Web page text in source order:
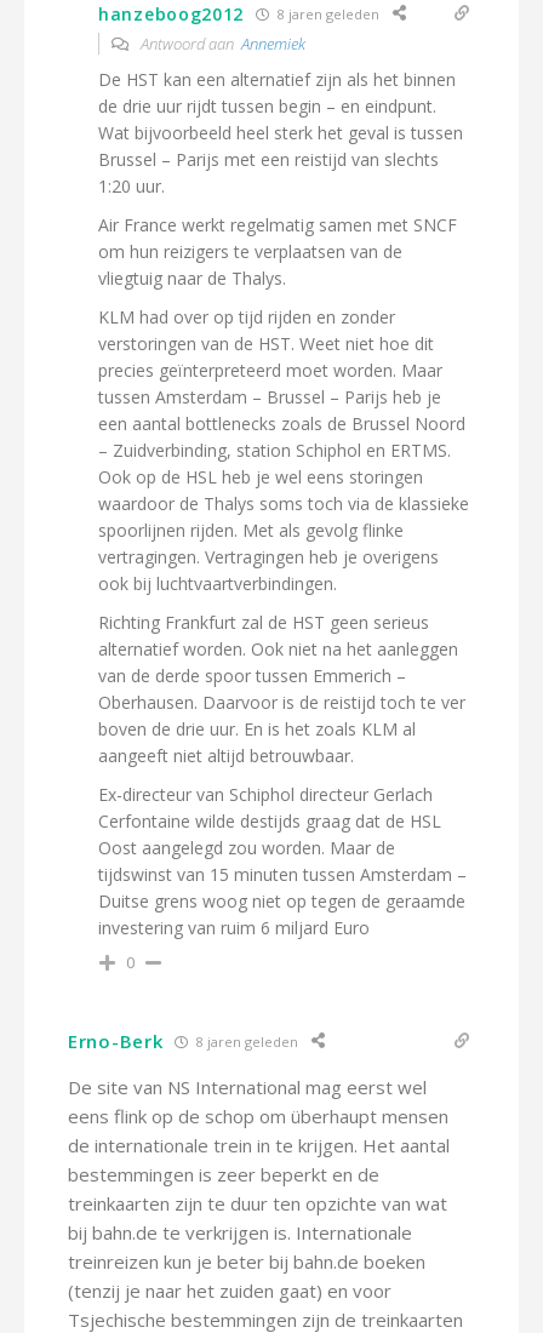
hanzeboog2012 8 jaren geleden
Antwoord aanAnnemiek
De HST kan een alternatief zijn als het binnen
de drie uur rijdt tussen begin – en eindpunt.
Wat bijvoorbeeld heel sterk het geval is tussen
Brussel – Parijs met een reistijd van slechts
1:20 uur.
Air France werkt regelmatig samen met SNCF
om hun reizigers te verplaatsen van de
vliegtuig naar de Thalys.
KLM had over op tijd rijden en zonder
verstoringen van de HST. Weet niet hoe dit
precies geïnterpreteerd moet worden. Maar
tussen Amsterdam – Brussel – Parijs heb je
een aantal bottlenecks zoals de Brussel Noord
– Zuidverbinding, station Schiphol en ERTMS.
Ook op de HSL heb je wel eens storingen
waardoor de Thalys soms toch via de klassieke
spoorlijnen rijden. Met als gevolg flinke
vertragingen. Vertragingen heb je overigens
ook bij luchtvaartverbindingen.
Richting Frankfurt zal de HST geen serieus
alternatief worden. Ook niet na het aanleggen
van de derde spoor tussen Emmerich –
Oberhausen. Daarvoor is de reistijd toch te ver
boven de drie uur. En is het zoals KLM al
aangeeft niet altijd betrouwbaar.
Ex-directeur van Schiphol directeur Gerlach
Cerfontaine wilde destijds graag dat de HSL
Oost aangelegd zou worden. Maar de
tijdswinst van 15 minuten tussen Amsterdam –
Duitse grens woog niet op tegen de geraamde
investering van ruim 6 miljard Euro
0
Erno-Berk 8 jaren geleden
De site van NS International mag eerst wel
eens flink op de schop om überhaupt mensen
de internationale trein in te krijgen. Het aantal
bestemmingen is zeer beperkt en de
treinkaarten zijn te duur ten opzichte van wat
bij bahn.de te verkrijgen is. Internationale
treinreizen kun je beter bij bahn.de boeken
(tenzij je naar het zuiden gaat) en voor
Tsjechische bestemmingen zijn de treinkaarten